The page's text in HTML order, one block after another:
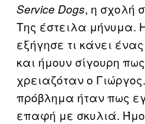
Service Dogs, η σχολή
Της έστειλα μήνυμα.
εξήγησε τι κάνει
και ήμουν σίγουρη
χρειαζόταν ο
πρόβλημα ήταν πως
επαφή με σκυλιά.